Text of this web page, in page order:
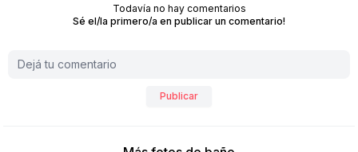
Todavía no hay comentarios
Sé el/la primero/a en publicar un comentario!
Publicar